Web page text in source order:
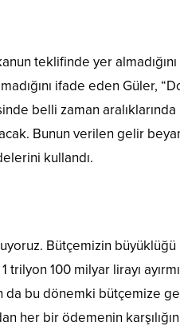
teklifinde yer
ifade eden Güler,
belli zaman aralıklarında
Bunun verilen gelir
kullandı.
Bütçemizin büyüklüğü
100 milyar lirayı
da bu dönemki bütçemize
her bir ödemenin